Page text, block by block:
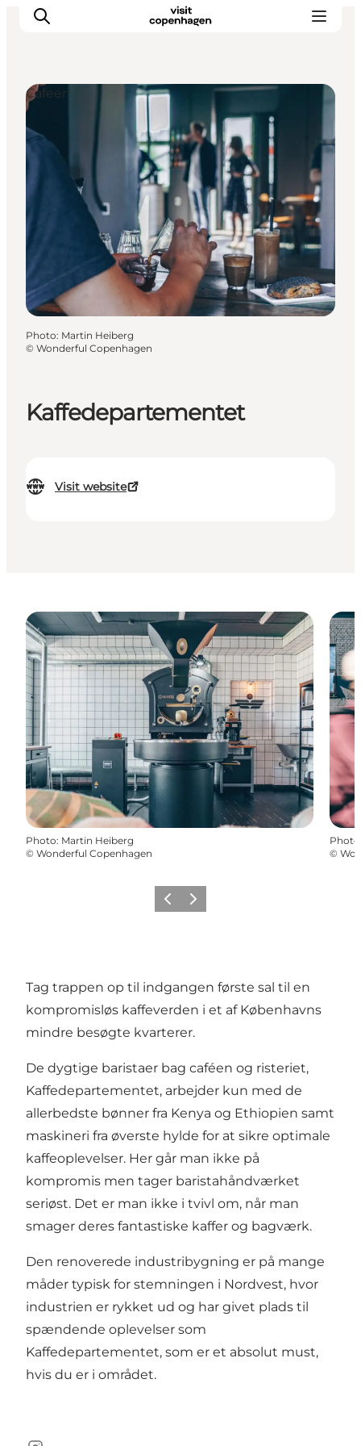
Aktiviteter
Mat och dryck
Planera din resa
Kaffedepartementet
Visit website
Cafeer
Photo: Martin Heiberg
© Wonderful Copenhagen
Photo: Martin Heiberg
© Wonderful Copenhagen
Photo
©
Previous
Next
Tag trappen op til indgangen første sal til en
kompromisløs kaffeverden i et af Københavns
mindre besøgte kvarterer.
De dygtige baristaer bag caféen og risteriet,
Kaffedepartementet, arbejder kun med de
allerbedste bønner fra Kenya og Ethiopien samt
maskineri fra øverste hylde for at sikre optimale
kaffeoplevelser. Her går man ikke på
kompromis men tager baristahåndværket
seriøst. Det er man ikke i tvivl om, når man
smager deres fantastiske kaffer og bagværk.
Den renoverede industribygning er på mange
måder typisk for stemningen i Nordvest, hvor
industrien er rykket ud og har givet plads til
spændende oplevelser som
Kaffedepartementet, som er et absolut must,
hvis du er i området.